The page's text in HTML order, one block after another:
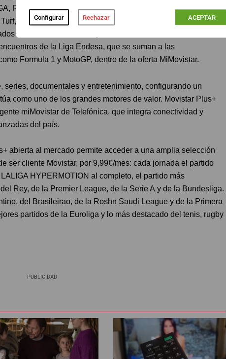
Configurar Rechazar ACEPTAR
Ryder Cup, otros deportes con gran seguimiento como
Sail GP los mejores reportajes como Informe Plus+ o las
con Universo Valdano y ahora también una selección de
de la Liga Endesa, que se suman a las
Formula 1 y MotoGP, dentro de la oferta MiMovistar.
series, documentales y entretenimiento, configurando un
como uno de los grandes motores de valor. Movistar Plus+
miMovistar de Telefónica, que integra conectividad y
del país.
abierta al mercado permite acceder a una amplia selección
ser cliente Movistar, por 9,99€/mes: cada jornada el partido
HYPERMOTION al completo, el partido más
Rey, de la Premier League, de la Serie A y de la Bundesliga.
del Brasileirao, de la Roshn Saudi League y de la Primera
partidos de la Euroliga y lo más destacado del tenis, rugby
PUBLICIDAD